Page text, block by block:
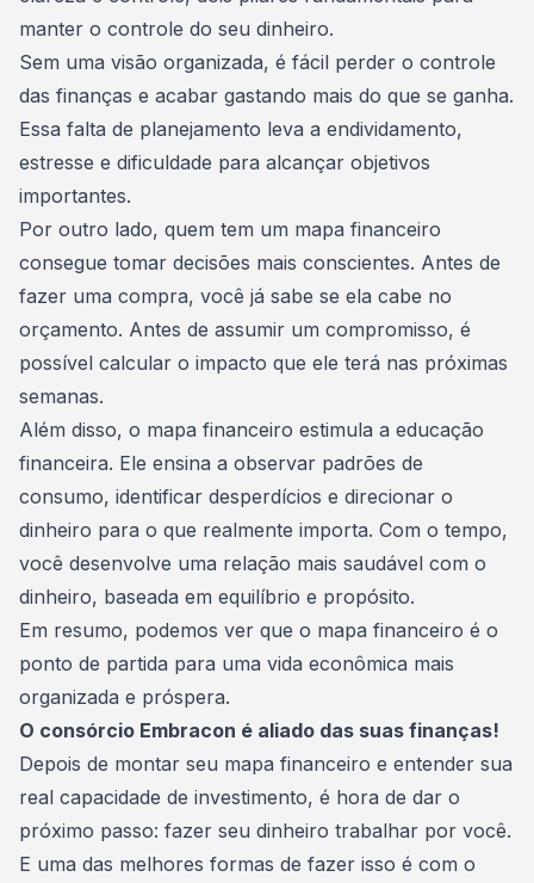
manter o controle do seu dinheiro.
Sem uma visão organizada, é fácil perder o controle
das finanças e acabar gastando mais do que se ganha.
Essa falta de planejamento leva a endividamento,
estresse e dificuldade para alcançar objetivos
importantes.
Por outro lado, quem tem um mapa financeiro
consegue tomar decisões mais conscientes. Antes de
fazer uma compra, você já sabe se ela cabe no
orçamento. Antes de assumir um compromisso, é
possível calcular o impacto que ele terá nas próximas
semanas.
Além disso, o mapa financeiro estimula a educação
financeira. Ele ensina a observar padrões de
consumo, identificar desperdícios e direcionar o
dinheiro para o que realmente importa. Com o tempo,
você desenvolve uma relação mais saudável com o
dinheiro, baseada em equilíbrio e propósito.
Em resumo, podemos ver que o mapa financeiro é o
ponto de partida para uma vida econômica mais
organizada e próspera.
O consórcio Embracon é aliado das suas finanças!
Depois de montar seu mapa financeiro e entender sua
real capacidade de investimento, é hora de dar o
próximo passo: fazer seu dinheiro trabalhar por você.
E uma das melhores formas de fazer isso é com o